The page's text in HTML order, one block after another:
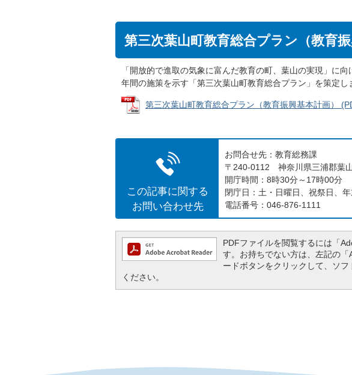
第三次葉山町教育総合プラン（教育振
「開放的で進取の気象に富んだ教育の町、葉山の実現」に
年間の施策を示す「第三次葉山町教育総合プラン」を策定し
第三次葉山町教育総合プラン（教育振興基本計画）
この記事に関する
お問い合わせ先
お問合せ先：教育総務課
〒240-0112 神奈川県三浦郡葉
開庁時間：8時30分～17時00分
閉庁日：土・日曜日、祝祭日、
電話番号：046-876-1111
PDFファイルを閲覧するには「
す。お持ちでない方は、左記の
ードボタンをクリックして、ソ
ください。